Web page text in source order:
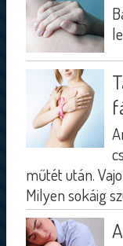
műtét után.
Milyen sokáig